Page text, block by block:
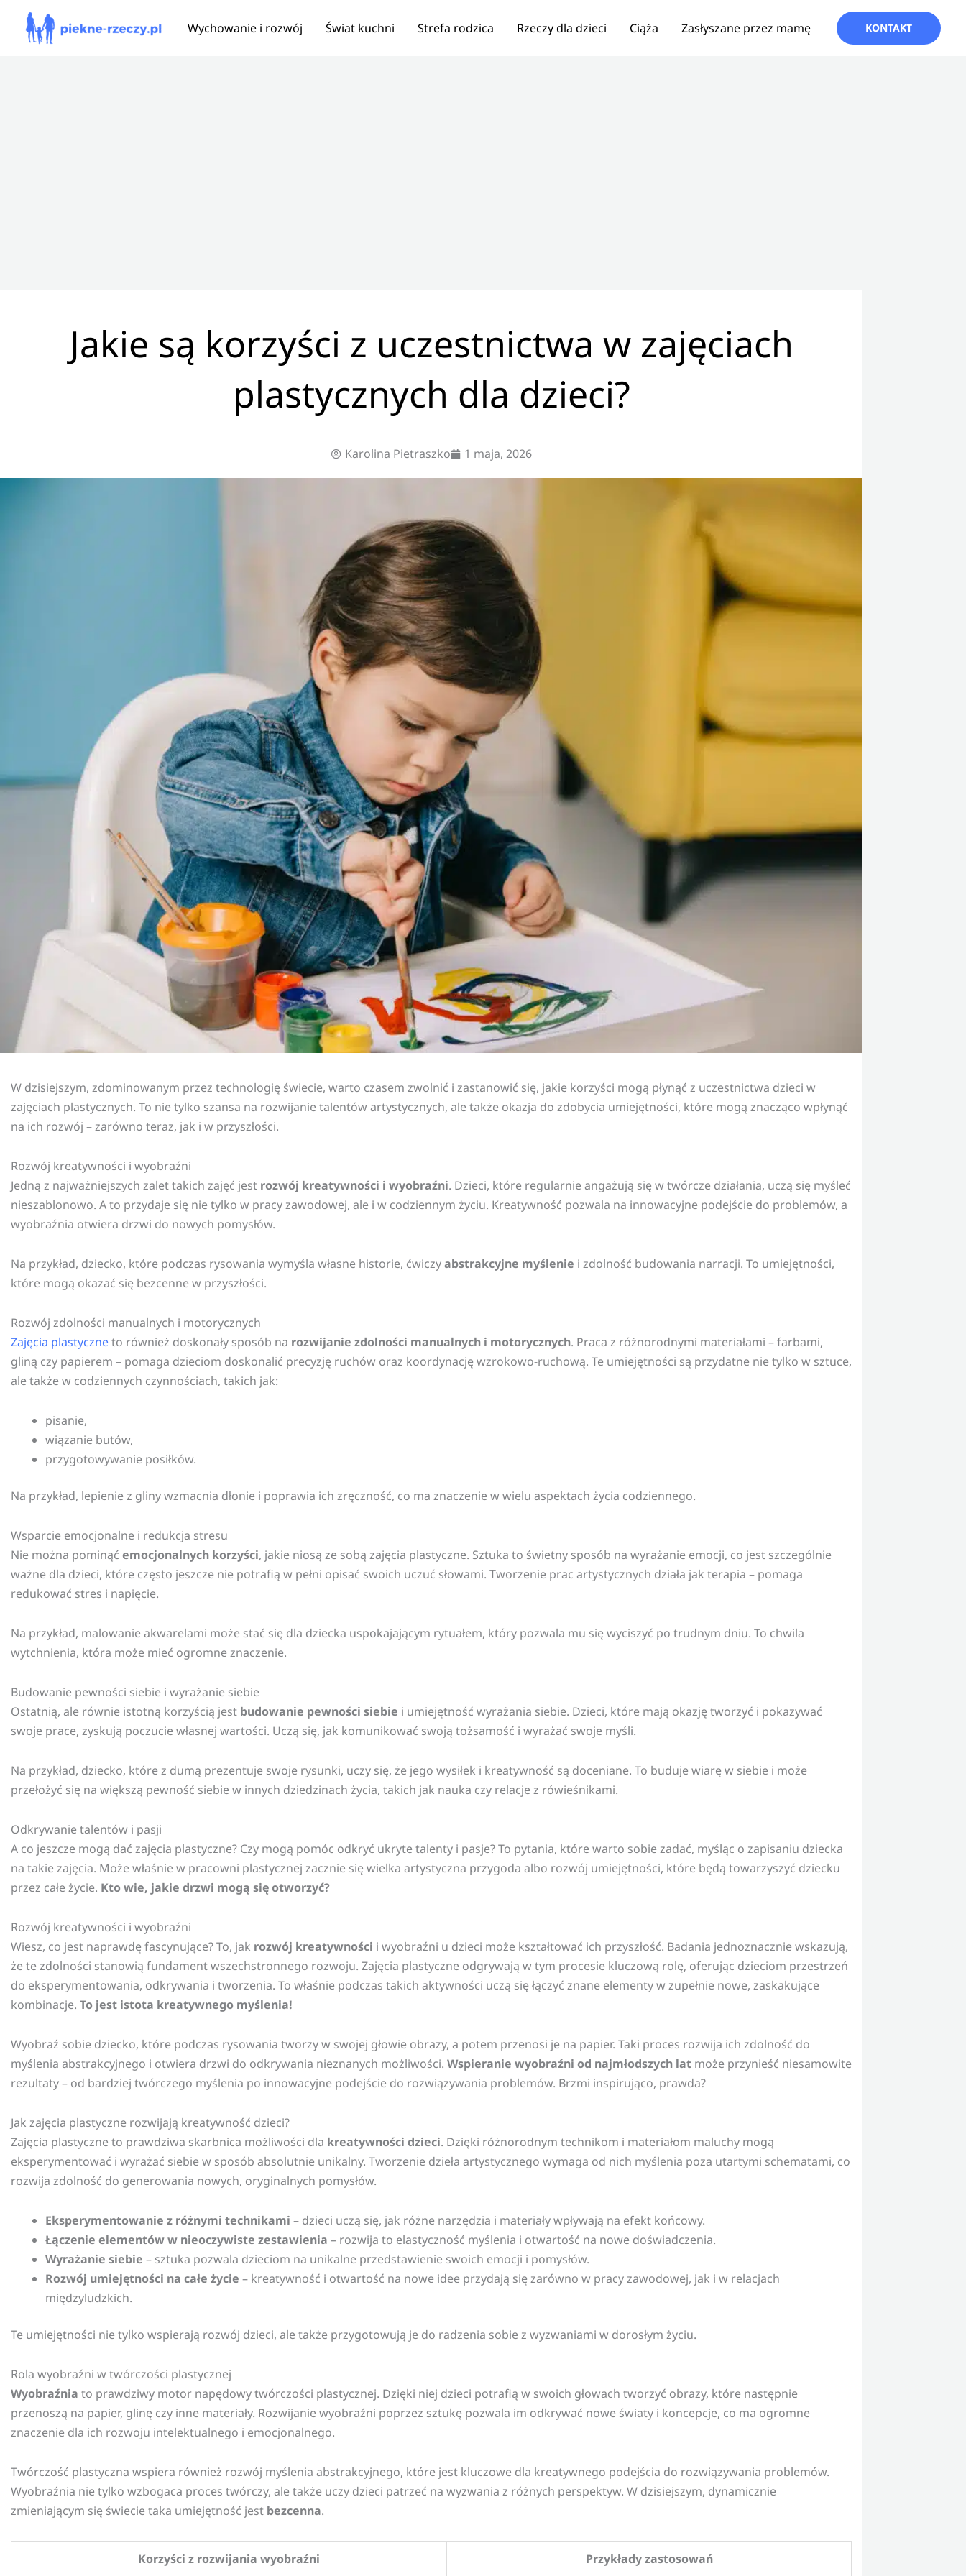
Przejdź
treści
Wychowanie i rozwój Świat kuchni Strefa rodzica Rzeczy dla dzieci Ciąża Zasłyszane przez mamę KONTAKT
Jakie są korzyści z uczestnictwa w zajęciach
plastycznych dla dzieci?
Karolina Pietraszko 1 maja, 2026
W dzisiejszym, zdominowanym przez technologię świecie, warto czasem zwolnić i zastanowić się, jakie korzyści mogą płynąć z uczestnictwa dzieci w
zajęciach plastycznych. To nie tylko szansa na rozwijanie talentów artystycznych, ale także okazja do zdobycia umiejętności, które mogą znacząco wpłynąć
na ich rozwój – zarówno teraz, jak i w przyszłości.
Rozwój kreatywności i wyobraźni
Jedną z najważniejszych zalet takich zajęć jest rozwój kreatywności i wyobraźni. Dzieci, które regularnie angażują się w twórcze działania, uczą się myśleć
nieszablonowo. A to przydaje się nie tylko w pracy zawodowej, ale i w codziennym życiu. Kreatywność pozwala na innowacyjne podejście do problemów, a
wyobraźnia otwiera drzwi do nowych pomysłów.
Na przykład, dziecko, które podczas rysowania wymyśla własne historie, ćwiczyabstrakcyjne myślenie i zdolność budowania narracji. To umiejętności,
które mogą okazać się bezcenne w przyszłości.
Rozwój zdolności manualnych i motorycznych
Zajęcia plastyczneto również doskonały sposób na rozwijanie zdolności manualnych i motorycznych. Praca z różnorodnymi materiałami – farbami,
gliną czy papierem – pomaga dzieciom doskonalić precyzję ruchów oraz koordynację wzrokowo-ruchową. Te umiejętności są przydatne nie tylko w sztuce,
ale także w codziennych czynnościach, takich jak:
pisanie,
wiązanie butów,
przygotowywanie posiłków.
Na przykład, lepienie z gliny wzmacnia dłonie i poprawia ich zręczność, co ma znaczenie w wielu aspektach życia codziennego.
Wsparcie emocjonalne i redukcja stresu
Nie można pominąć emocjonalnych korzyści, jakie niosą ze sobą zajęcia plastyczne. Sztuka to świetny sposób na wyrażanie emocji, co jest szczególnie
ważne dla dzieci, które często jeszcze nie potrafią w pełni opisać swoich uczuć słowami. Tworzenie prac artystycznych działa jak terapia – pomaga
redukować stres i napięcie.
Na przykład, malowanie akwarelami może stać się dla dziecka uspokajającym rytuałem, który pozwala mu się wyciszyć po trudnym dniu. To chwila
wytchnienia, która może mieć ogromne znaczenie.
Budowanie pewności siebie i wyrażanie siebie
Ostatnią, ale równie istotną korzyścią jest budowanie pewności siebie i umiejętność wyrażania siebie. Dzieci, które mają okazję tworzyć i pokazywać
swoje prace, zyskują poczucie własnej wartości. Uczą się, jak komunikować swoją tożsamość i wyrażać swoje myśli.
Na przykład, dziecko, które z dumą prezentuje swoje rysunki, uczy się, że jego wysiłek i kreatywność są doceniane. To buduje wiarę w siebie i może
przełożyć się na większą pewność siebie w innych dziedzinach życia, takich jak nauka czy relacje z rówieśnikami.
Odkrywanie talentów i pasji
A co jeszcze mogą dać zajęcia plastyczne? Czy mogą pomóc odkryć ukryte talenty i pasje? To pytania, które warto sobie zadać, myśląc o zapisaniu dziecka
na takie zajęcia. Może właśnie w pracowni plastycznej zacznie się wielka artystyczna przygoda albo rozwój umiejętności, które będą towarzyszyć dziecku
przez całe życie. Kto wie, jakie drzwi mogą się otworzyć?
Rozwój kreatywności i wyobraźni
Wiesz, co jest naprawdę fascynujące? To, jak rozwój kreatywności i wyobraźni u dzieci może kształtować ich przyszłość. Badania jednoznacznie wskazują,
że te zdolności stanowią fundament wszechstronnego rozwoju. Zajęcia plastyczne odgrywają w tym procesie kluczową rolę, oferując dzieciom przestrzeń
do eksperymentowania, odkrywania i tworzenia. To właśnie podczas takich aktywności uczą się łączyć znane elementy w zupełnie nowe, zaskakujące
kombinacje. To jest istota kreatywnego myślenia!
Wyobraź sobie dziecko, które podczas rysowania tworzy w swojej głowie obrazy, a potem przenosi je na papier. Taki proces rozwija ich zdolność do
myślenia abstrakcyjnego i otwiera drzwi do odkrywania nieznanych możliwości. Wspieranie wyobraźni od najmłodszych lat może przynieść niesamowite
rezultaty – od bardziej twórczego myślenia po innowacyjne podejście do rozwiązywania problemów. Brzmi inspirująco, prawda?
Jak zajęcia plastyczne rozwijają kreatywność dzieci?
Zajęcia plastyczne to prawdziwa skarbnica możliwości dla kreatywności dzieci. Dzięki różnorodnym technikom i materiałom maluchy mogą
eksperymentować i wyrażać siebie w sposób absolutnie unikalny. Tworzenie dzieła artystycznego wymaga od nich myślenia poza utartymi schematami, co
rozwija zdolność do generowania nowych, oryginalnych pomysłów.
Eksperymentowanie z różnymi technikami – dzieci uczą się, jak różne narzędzia i materiały wpływają na efekt końcowy.
Łączenie elementów w nieoczywiste zestawienia – rozwija to elastyczność myślenia i otwartość na nowe doświadczenia.
Wyrażanie siebie – sztuka pozwala dzieciom na unikalne przedstawienie swoich emocji i pomysłów.
Rozwój umiejętności na całe życie – kreatywność i otwartość na nowe idee przydają się zarówno w pracy zawodowej, jak i w relacjach
międzyludzkich.
Te umiejętności nie tylko wspierają rozwój dzieci, ale także przygotowują je do radzenia sobie z wyzwaniami w dorosłym życiu.
Rola wyobraźni w twórczości plastycznej
Wyobraźnia to prawdziwy motor napędowy twórczości plastycznej. Dzięki niej dzieci potrafią w swoich głowach tworzyć obrazy, które następnie
przenoszą na papier, glinę czy inne materiały. Rozwijanie wyobraźni poprzez sztukę pozwala im odkrywać nowe światy i koncepcje, co ma ogromne
znaczenie dla ich rozwoju intelektualnego i emocjonalnego.
Twórczość plastyczna wspiera również rozwój myślenia abstrakcyjnego, które jest kluczowe dla kreatywnego podejścia do rozwiązywania problemów.
Wyobraźnia nie tylko wzbogaca proces twórczy, ale także uczy dzieci patrzeć na wyzwania z różnych perspektyw. W dzisiejszym, dynamicznie
zmieniającym się świecie taka umiejętność jest bezcenna.
Korzyści z rozwijania wyobraźni Przykłady zastosowań